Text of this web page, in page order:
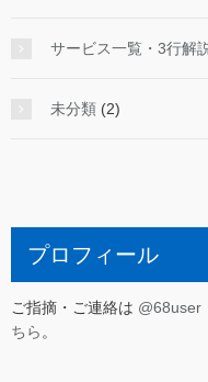
サービス一覧・3行解
未分類 (2)
プロフィール
ご指摘・ご連絡は @68user
ちら。